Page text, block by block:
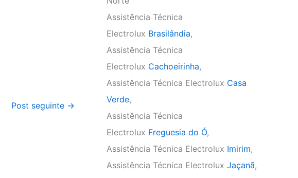
Post seguinte →
Assistência Técnica
Electrolux Brasilândia,
Assistência Técnica
Electrolux Cachoeirinha,
Assistência Técnica Electrolux Casa
Verde,
Assistência Técnica
Electrolux Freguesia do Ó,
Assistência Técnica Electrolux Imirim,
Assistência Técnica Electrolux Jaçanã,